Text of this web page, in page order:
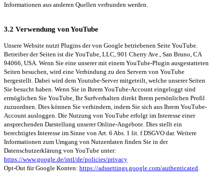
Informationen aus anderen Quellen verbunden werden.
3.2 Verwendung von YouTube
Unsere Website nutzt Plugins der von Google betriebenen Seite YouTube.
Betreiber der Seiten ist die YouTube, LLC, 901 Cherry Ave., San Bruno, CA
94066, USA. Wenn Sie eine unserer mit einem YouTube-Plugin ausgestatteten
Seiten besuchen, wird eine Verbindung zu den Servern von YouTube
hergestellt. Dabei wird dem Youtube-Server mitgeteilt, welche unserer Seiten
Sie besucht haben. Wenn Sie in Ihrem YouTube-Account eingeloggt sind
ermöglichen Sie YouTube, Ihr Surfverhalten direkt Ihrem persönlichen Profil
zuzuordnen. Dies können Sie verhindern, indem Sie sich aus Ihrem YouTube-
Account ausloggen. Die Nutzung von YouTube erfolgt im Interesse einer
ansprechenden Darstellung unserer Online-Angebote. Dies stellt ein
berechtigtes Interesse im Sinne von Art. 6 Abs. 1 lit. f DSGVO dar. Weitere
Informationen zum Umgang von Nutzerdaten finden Sie in der
Datenschutzerklärung von YouTube unter:
https://www.google.de/intl/de/policies/privacy
Opt-Out für Google Konten: https://adssettings.google.com/authenticated.